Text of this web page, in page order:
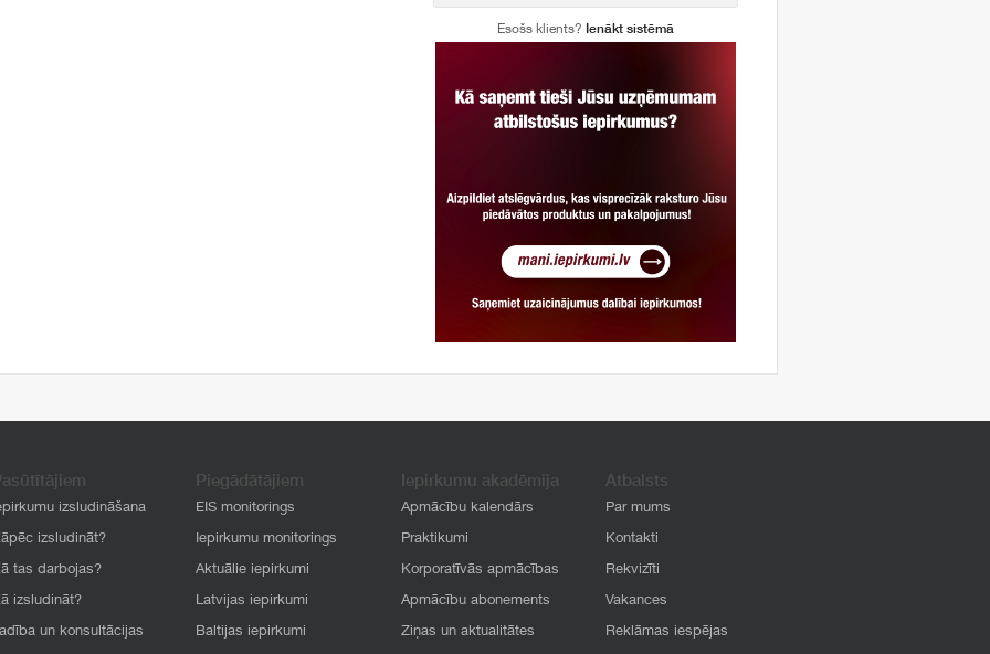
Esošs klients? Ienākt sistēmā
izsludināšana
izsludināt?
tas darbojas?
izsludināt?
un konsultācijas
Piegādātājiem
EIS monitorings
Iepirkumu monitorings
Aktuālie iepirkumi
Latvijas iepirkumi
Baltijas iepirkumi
Iepirkumu akadēmija
Apmācību kalendārs
Praktikumi
Korporatīvās apmācības
Apmācību abonements
Ziņas un aktualitātes
Atbalsts
Par mums
Kontakti
Rekvizīti
Vakances
Reklāmas iespējas